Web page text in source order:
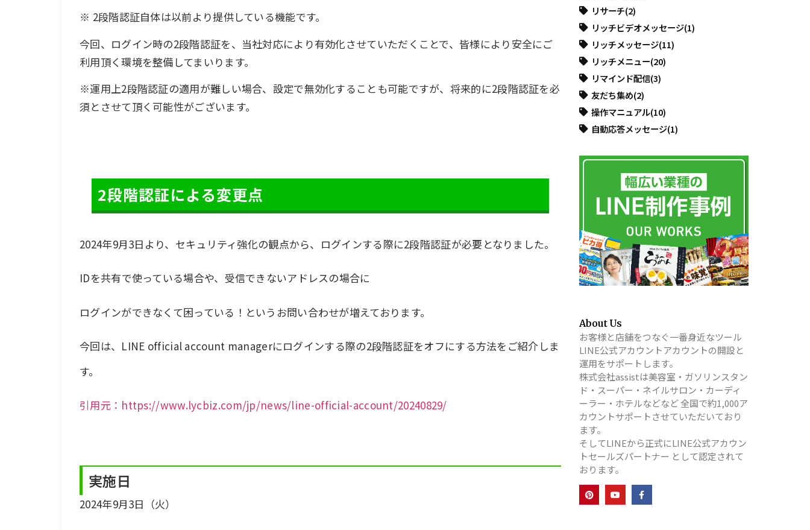
※ 2段階認証自体は以前より提供している機能です。
今回、ログイン時の2段階認証を、当社対応により有効化させていただくことで、皆様により安全にご
利用頂く環境を整備してまいります。
※運用上2段階認証の適用が難しい場合、設定で無効化することも可能ですが、将来的に2段階認証を必
須とさせて頂く可能性がございます。
2段階認証による変更点
2024年9月3日より、セキュリティ強化の観点から、ログインする際に2段階認証が必要となりました。
IDを共有で使っている場合や、受信できないアドレスの場合に
ログインができなくて困っている！というお問い合わせが増えております。
今回は、LINE official account managerにログインする際の2段階認証をオフにする方法をご紹介しま
す。
引用元：https://www.lycbiz.com/jp/news/line-official-account/20240829/
実施日
2024年9月3日（火）
リサーチ(2)
リッチビデオメッセージ(1)
リッチメッセージ(11)
リッチメニュー(20)
リマインド配信(3)
友だち集め(2)
操作マニュアル(10)
自動応答メッセージ(1)
About Us
お客様と店舗をつなぐ一番身近なツール
LINE公式アカウントアカウントの開設と
運用をサポートします。
株式会社assistは美容室・ガソリンスタン
ド・スーパー・ネイルサロン・カーディ
ーラー・ホテルなどなど 全国で約1,000ア
カウントサポートさせていただいており
ます。
そしてLINEから正式にLINE公式アカウン
トセールズパートナー として認定されて
おります。